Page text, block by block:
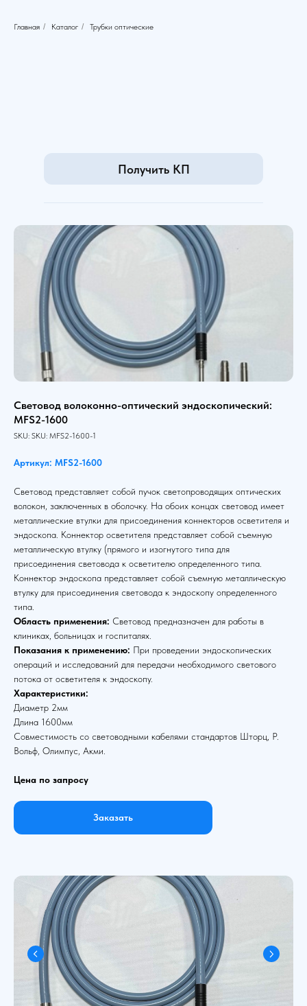
Главная / Каталог / Трубки оптические
Получить КП
Световод волоконно-оптический эндоскопический:
MFS2-1600
SKU: SKU: MFS2-1600-1
Артикул: MFS2-1600
Световод представляет собой пучок светопроводящих оптических
волокон, заключенных в оболочку. На обоих концах световод имеет
металлические втулки для присоединения коннекторов осветителя и
эндоскопа. Коннектор осветителя представляет собой съемную
металлическую втулку (прямого и изогнутого типа для
присоединения световода к осветителю определенного типа.
Коннектор эндоскопа представляет собой съемную металлическую
втулку для присоединения световода к эндоскопу определенного
типа.
Область применения: Световод предназначен для работы в
клиниках, больницах и госпиталях.
Показания к применению: При проведении эндоскопических
операций и исследований для передачи необходимого светового
потока от осветителя к эндоскопу.
Характеристики:
Диаметр 2мм
Длина 1600мм
Совместимость со световодными кабелями стандартов Шторц, Р.
Вольф, Олимпус, Акми.
Цена по запросу
Заказать